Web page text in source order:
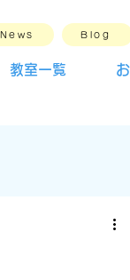
News Blog
教室一覧